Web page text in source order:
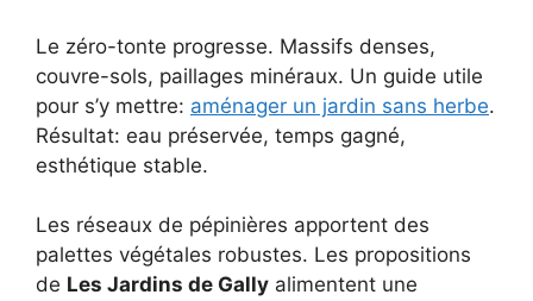
Le zéro-tonte progresse. Massifs denses,
couvre-sols, paillages minéraux. Un guide utile
pour s’y mettre: aménager un jardin sans herbe.
Résultat: eau préservée, temps gagné,
esthétique stable.
Les réseaux de pépinières apportent des
palettes végétales robustes. Les propositions
de Les Jardins de Gally alimentent une